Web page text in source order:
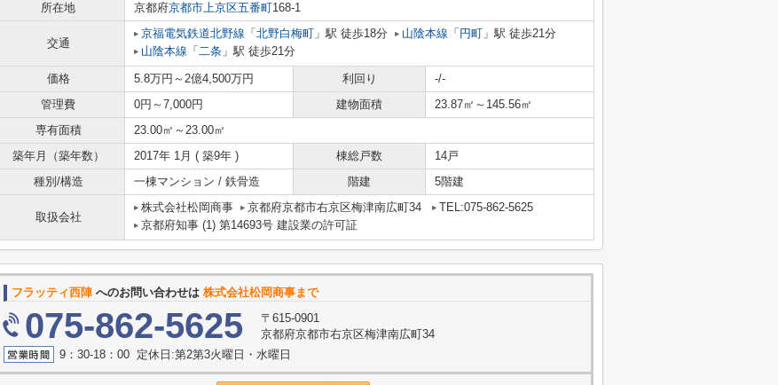
所在地 京都府京都市上京区五番町168-1
交通
京福電気鉄道北野線 「 北野白梅町 」駅 徒歩18分 山陰本線 「 円町 」駅 徒歩21分
山陰本線 「 二条 」駅 徒歩21分
価格 5.8万円～2億4,500万円 利回り
-/-
管理費
0円～7,000円 建物面積
23.87㎡～145.56㎡
専有面積
23.00㎡～23.00㎡
築年月（築年数）
2017年 1月 ( 築9年 ) 棟総戸数
14戸
種別/構造
一棟マンション / 鉄骨造 階建 5階建
取扱会社
株式会社松岡商事 京都府京都市右京区梅津南広町34
TEL:075-862-5625
京都府知事 (1) 第14693号 建設業の許可証
フラッティ西陣へのお問い合わせは 株式会社松岡商事まで
075-862-5625
〒615-0901
京都府京都市右京区梅津南広町34
9：30-18：00 定休日:第2第3火曜日・水曜日